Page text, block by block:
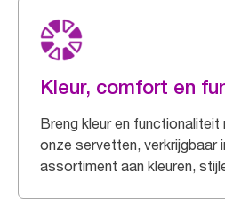
Kleur, comfort en
Breng kleur en
onze servetten, verkrijgbaar
assortiment aan kleuren,